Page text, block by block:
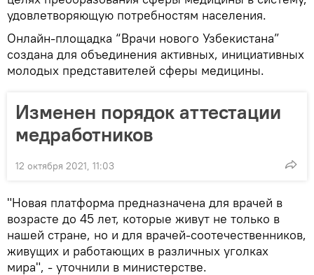
удовлетворяющую потребностям населения.
Онлайн-площадка “Врачи нового Узбекистана”
создана для объединения активных, инициативных
молодых представителей сферы медицины.
Изменен порядок аттестации
медработников
12 октября 2021, 11:03
"Новая платформа предназначена для врачей в
возрасте до 45 лет, которые живут не только в
нашей стране, но и для врачей-соотечественников,
живущих и работающих в различных уголках
мира", - уточнили в министерстве.